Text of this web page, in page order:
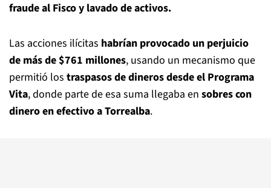
fraude al Fisco y lavado de activos.
Las acciones ilícitas habrían provocado un perjuicio
de más de $761 millones, usando un mecanismo que
permitió los traspasos de dineros desde el Programa
Vita, donde parte de esa suma llegaba en sobres con
dinero en efectivo a Torrealba.